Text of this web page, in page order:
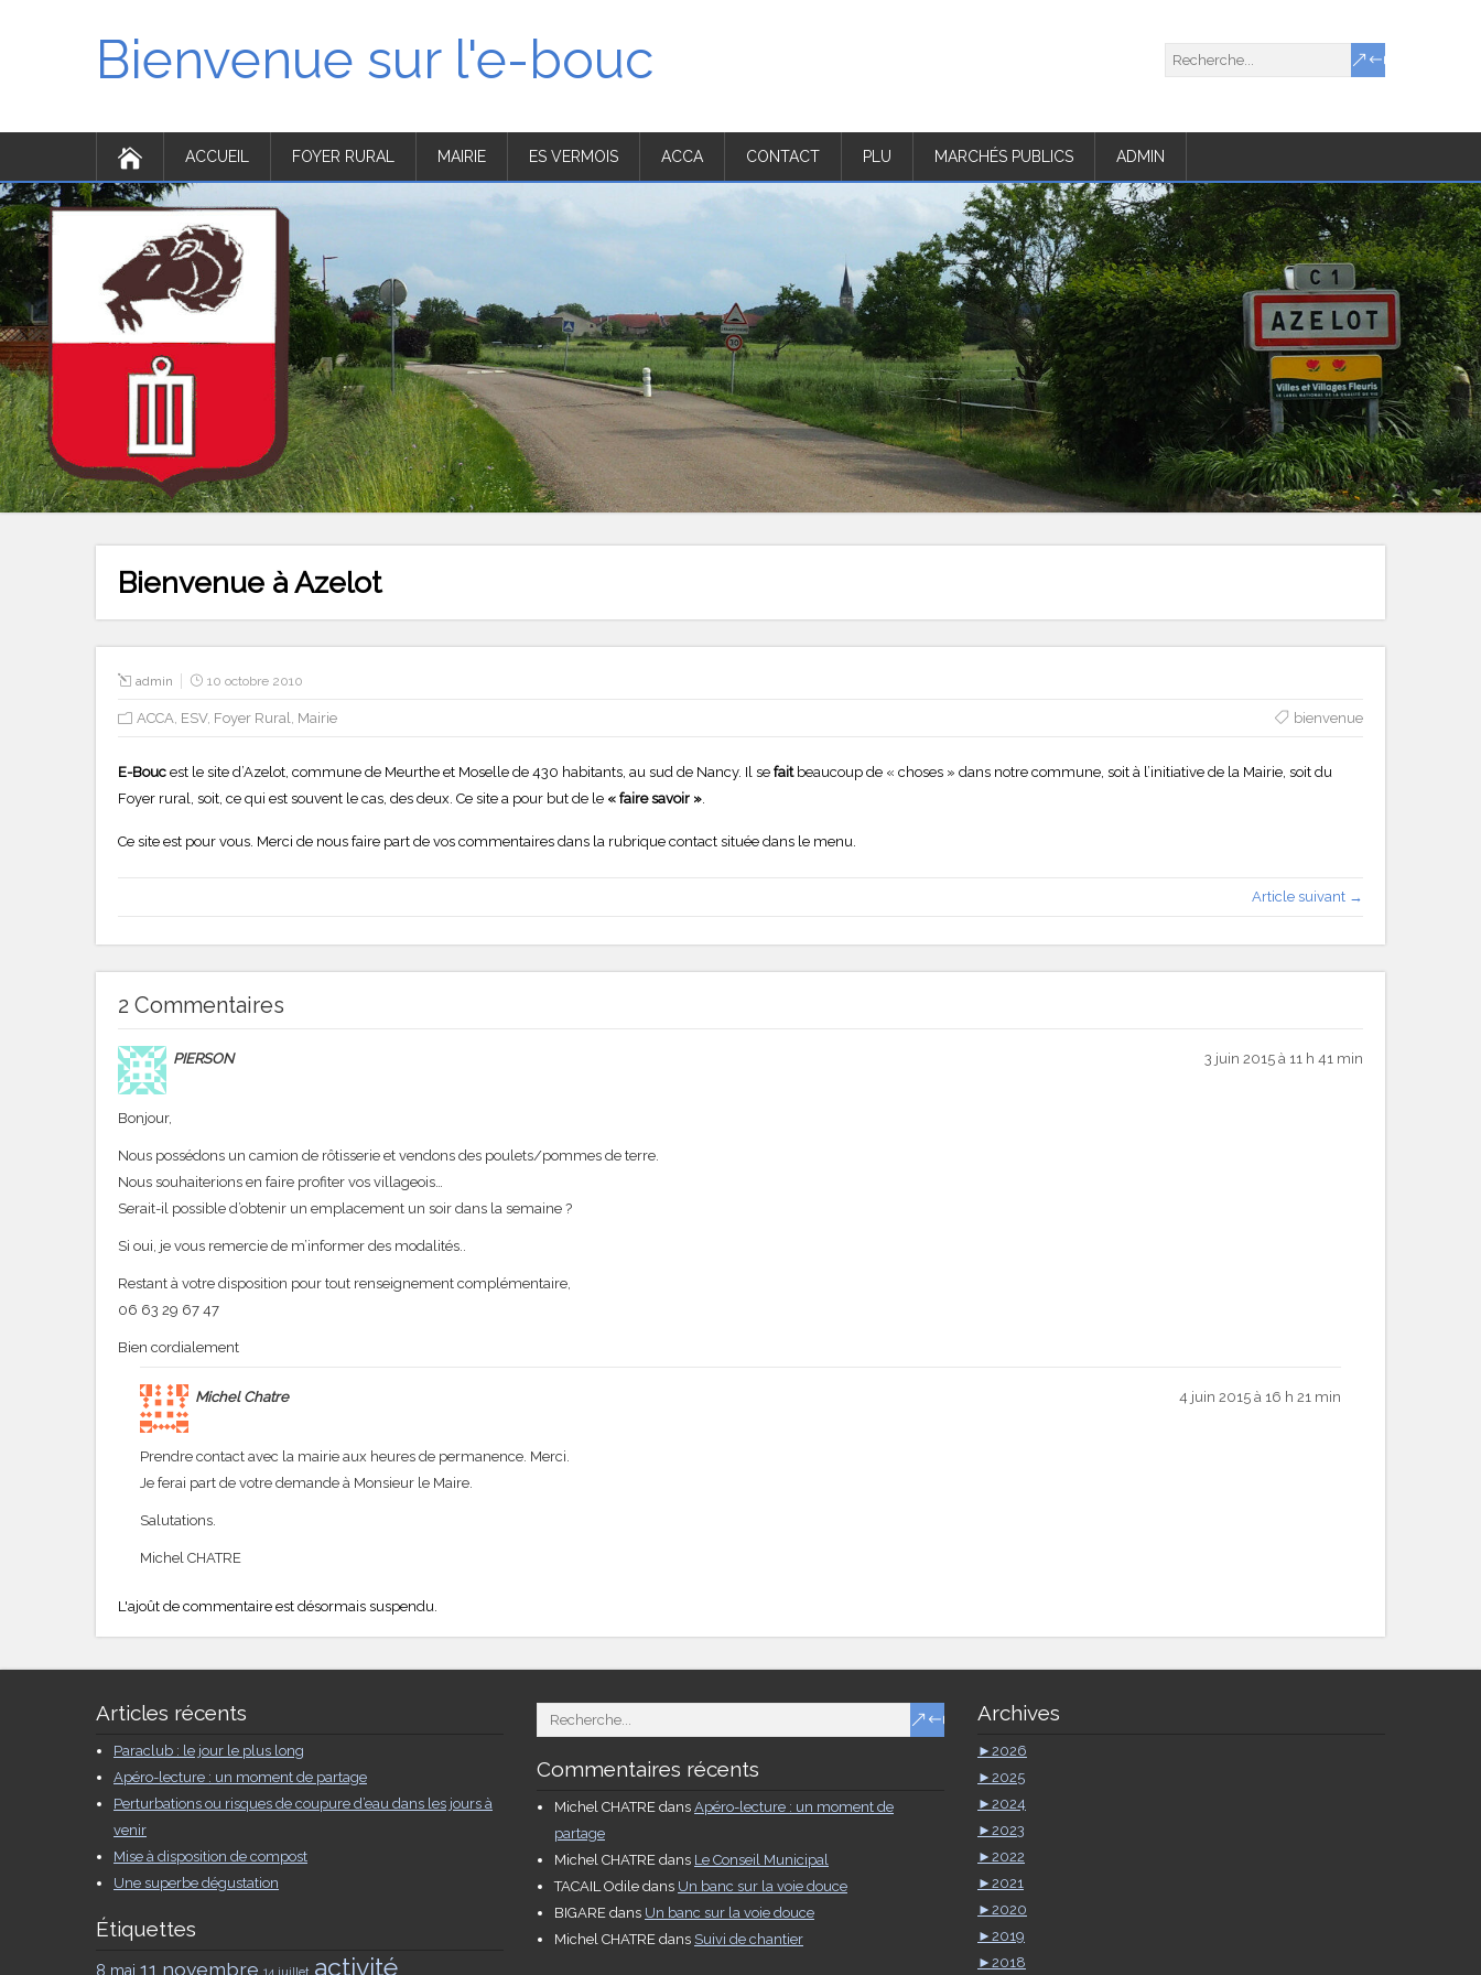
Bienvenue sur l'e-bouc
ACCUEIL FOYER RURAL MAIRIE ES VERMOIS ACCA CONTACT PLU MARCHÉS PUBLICS ADMIN
Bienvenue à Azelot
admin 10 octobre 2010
ACCA ESV, Foyer Rural Mairie bienvenue
E-Bouc est le site d’Azelot, commune de Meurthe et Moselle de 430 habitants, au sud de Nancy. Il se fait beaucoup de « choses » dans notre commune, soit à l’initiative de la Mairie, soit du
Foyer rural, soit, ce qui est souvent le cas, des deux. Ce site a pour but de le « faire savoir »
Ce site est pour vous. Merci de nous faire part de vos commentaires dans la rubrique contact située dans le menu.
Article suivant →
2 Commentaires
PIERSON 3 juin 2015 à 11 h 41 min
Bonjour,
Nous possédons un camion de rôtisserie et vendons des poulets/pommes de terre.
Nous souhaiterions en faire profiter vos villageois…
Serait-il possible d’obtenir un emplacement un soir dans la semaine ?
Si oui, je vous remercie de m’informer des modalités..
Restant à votre disposition pour tout renseignement complémentaire,
06 63 29 67 47
Bien cordialement
Michel Chatre 4 juin 2015 à 16 h 21 min
Prendre contact avec la mairie aux heures de permanence. Merci.
Je ferai part de votre demande à Monsieur le Maire.
Salutations.
Michel CHATRE
L'ajoût de commentaire est désormais suspendu.
Articles récents
Paraclub : le jour le plus long
Apéro-lecture : un moment de partage
Perturbations ou risques de coupure d’eau dans les jours à
venir
Mise à disposition de compost
Une superbe dégustation
Étiquettes
8 mai 11 novembre 14 juillet activité
Commentaires récents
Michel CHATRE dans Apéro-lecture : un moment de
partage
Michel CHATRE dans Le Conseil Municipal
TACAIL Odile dans Un banc sur la voie douce
BIGARE dans Un banc sur la voie douce
Michel CHATRE dans Suivi de chantier
Archives
► 2026
► 2025
► 2024
► 2023
► 2022
► 2021
► 2020
► 2019
► 2018